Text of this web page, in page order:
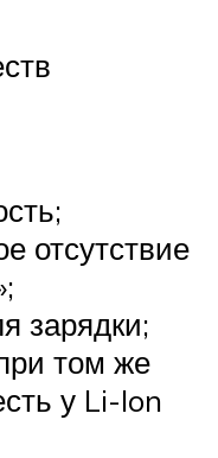
отсутствие
зарядки;
том же
у Li-Ion